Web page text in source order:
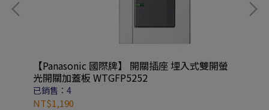
【Panasonic 國際牌】 開關插座 埋入式雙開螢
光開關加蓋板 WTGFP5252
已銷售：4
NT$1,190